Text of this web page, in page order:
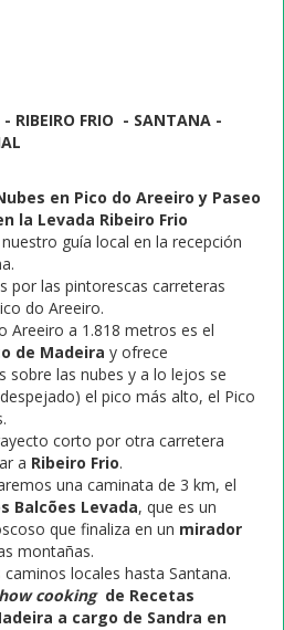
- RIBEIRO FRIO - SANTANA -
en Pico do Areeiro y Paseo
la Levada Ribeiro Frio
guía local en la recepción
por las pintorescas carreteras
do Areeiro.
Areeiro a 1.818 metros es el
de Madeira y ofrece
sobre las nubes y a lo lejos se
el pico más alto, el Pico
corto por otra carretera
a Ribeiro Frio.
una caminata de 3 km, el
Balcões Levada, que es un
que finaliza en un mirador
montañas.
locales hasta Santana.
cookingde Recetas
a cargo de Sandra en